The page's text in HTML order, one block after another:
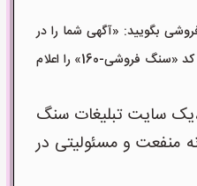
بگویید: «آگهی شما را در
سایت «لیست سنگ» دیده ام و کد «سنگ فروشی-160» را اعلام
سایت تبلیغات سنگ
منفعت و مسئولیتی در